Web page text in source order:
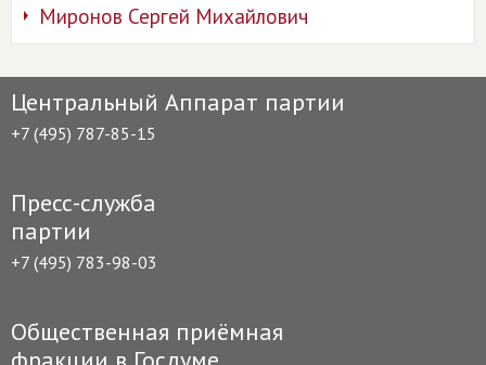
Миронов Сергей Михайлович
Центральный Аппарат партии
+7 (495) 787-85-15
Пресс-служба
партии
+7 (495) 783-98-03
Общественная приёмная